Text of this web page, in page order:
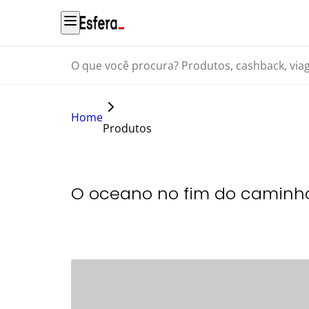
O que você procura? Produtos, cashback, viagens...
Home
Produtos
O oceano no fim do